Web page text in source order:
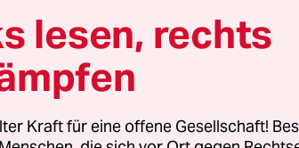
lesen, rechts
Kraft für eine offene Gesellschaft!